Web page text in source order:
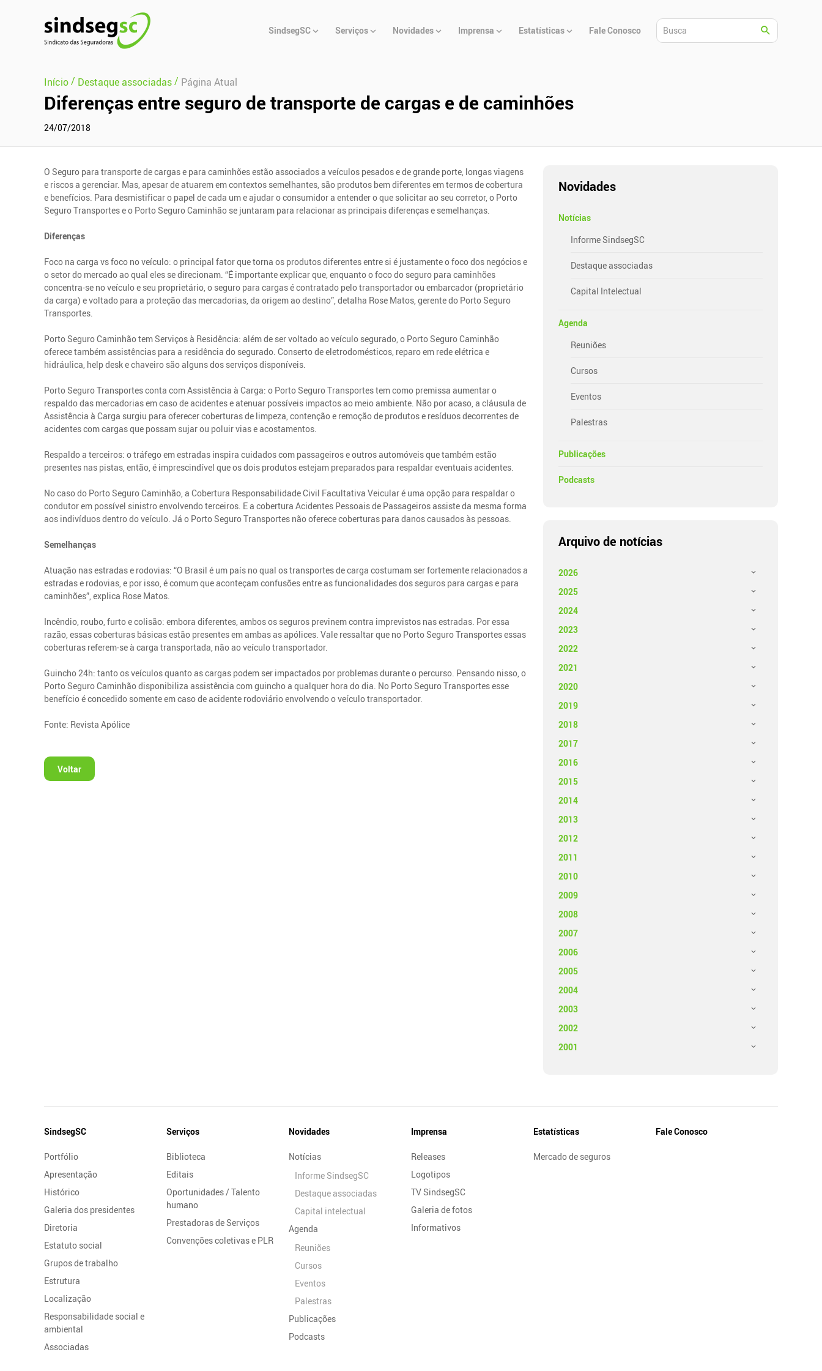
Principal
SindsegSC Serviços Novidades Imprensa Estatísticas Fale Conosco
Início/ Destaque associadas/ Página Atual
Diferenças entre seguro de transporte de cargas e de caminhões
24/07/2018
O Seguro para transporte de cargas e para caminhões estão associados a veículos pesados e de grande porte, longas viagens
e riscos a gerenciar. Mas, apesar de atuarem em contextos semelhantes, são produtos bem diferentes em termos de cobertura
e benefícios. Para desmistificar o papel de cada um e ajudar o consumidor a entender o que solicitar ao seu corretor, o Porto
Seguro Transportes e o Porto Seguro Caminhão se juntaram para relacionar as principais diferenças e semelhanças.
Diferenças
Foco na carga vs foco no veículo: o principal fator que torna os produtos diferentes entre si é justamente o foco dos negócios e
o setor do mercado ao qual eles se direcionam. “É importante explicar que, enquanto o foco do seguro para caminhões
concentra-se no veículo e seu proprietário, o seguro para cargas é contratado pelo transportador ou embarcador (proprietário
da carga) e voltado para a proteção das mercadorias, da origem ao destino”, detalha Rose Matos, gerente do Porto Seguro
Transportes.
Porto Seguro Caminhão tem Serviços à Residência: além de ser voltado ao veículo segurado, o Porto Seguro Caminhão
oferece também assistências para a residência do segurado. Conserto de eletrodomésticos, reparo em rede elétrica e
hidráulica, help desk e chaveiro são alguns dos serviços disponíveis.
Porto Seguro Transportes conta com Assistência à Carga: o Porto Seguro Transportes tem como premissa aumentar o
respaldo das mercadorias em caso de acidentes e atenuar possíveis impactos ao meio ambiente. Não por acaso, a cláusula de
Assistência à Carga surgiu para oferecer coberturas de limpeza, contenção e remoção de produtos e resíduos decorrentes de
acidentes com cargas que possam sujar ou poluir vias e acostamentos.
Respaldo a terceiros: o tráfego em estradas inspira cuidados com passageiros e outros automóveis que também estão
presentes nas pistas, então, é imprescindível que os dois produtos estejam preparados para respaldar eventuais acidentes.
No caso do Porto Seguro Caminhão, a Cobertura Responsabilidade Civil Facultativa Veicular é uma opção para respaldar o
condutor em possível sinistro envolvendo terceiros. E a cobertura Acidentes Pessoais de Passageiros assiste da mesma forma
aos indivíduos dentro do veículo. Já o Porto Seguro Transportes não oferece coberturas para danos causados às pessoas.
Semelhanças
Atuação nas estradas e rodovias: “O Brasil é um país no qual os transportes de carga costumam ser fortemente relacionados a
estradas e rodovias, e por isso, é comum que aconteçam confusões entre as funcionalidades dos seguros para cargas e para
caminhões”, explica Rose Matos.
Incêndio, roubo, furto e colisão: embora diferentes, ambos os seguros previnem contra imprevistos nas estradas. Por essa
razão, essas coberturas básicas estão presentes em ambas as apólices. Vale ressaltar que no Porto Seguro Transportes essas
coberturas referem-se à carga transportada, não ao veículo transportador.
Guincho 24h: tanto os veículos quanto as cargas podem ser impactados por problemas durante o percurso. Pensando nisso, o
Porto Seguro Caminhão disponibiliza assistência com guincho a qualquer hora do dia. No Porto Seguro Transportes esse
benefício é concedido somente em caso de acidente rodoviário envolvendo o veículo transportador.
Fonte: Revista Apólice
Voltar
Novidades
Notícias
Informe SindsegSC
Destaque associadas
Capital Intelectual
Agenda
Reuniões
Cursos
Eventos
Palestras
Publicações
Podcasts
Arquivo de notícias
2026
2025
2024
2023
2022
2021
2020
2019
2018
2017
2016
2015
2014
2013
2012
2011
2010
2009
2008
2007
2006
2005
2004
2003
2002
2001
Mapa
Site
SindsegSC
Portfólio
Apresentação
Histórico
Galeria dos presidentes
Diretoria
Estatuto social
Grupos de trabalho
Estrutura
Localização
Responsabilidade social e
ambiental
Associadas
Serviços
Biblioteca
Editais
Oportunidades / Talento
humano
Prestadoras de Serviços
Convenções coletivas e PLR
Novidades
Notícias
Informe SindsegSC
Destaque associadas
Capital intelectual
Agenda
Reuniões
Cursos
Eventos
Palestras
Publicações
Podcasts
Imprensa
Releases
Logotipos
TV SindsegSC
Galeria de fotos
Informativos
Estatísticas
Mercado de seguros
Fale Conosco